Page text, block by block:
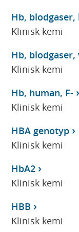
Hb,
Klinisk kemi
Hb, blodgaser,
Klinisk kemi
Hb, human, F-
Klinisk kemi
HBA genotyp
Klinisk kemi
HbA2
Klinisk kemi
HBB
Klinisk kemi